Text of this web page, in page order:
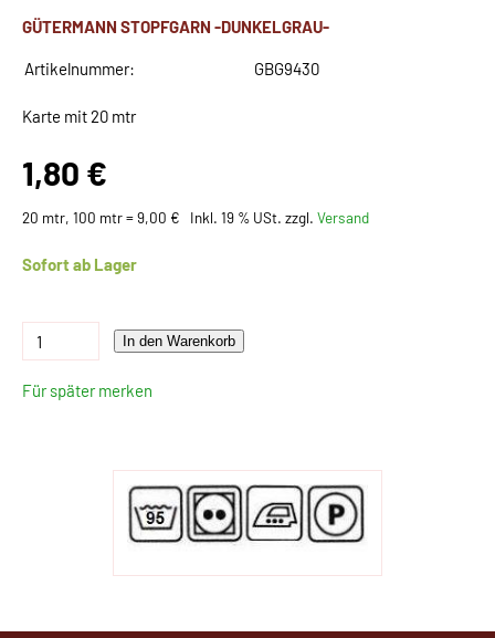
GÜTERMANN STOPFGARN -DUNKELGRAU-
Artikelnummer: GBG9430
Karte mit 20 mtr
1,80 €
20 mtr, 100 mtr = 9,00 € Inkl. 19 % USt. zzgl. Versand
Sofort ab Lager
In den Warenkorb
Für später merken